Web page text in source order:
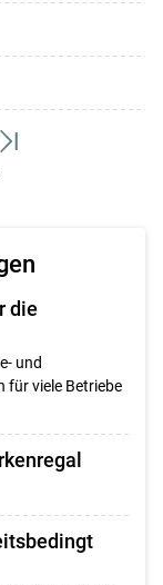
zum
die
und
viele Betriebe